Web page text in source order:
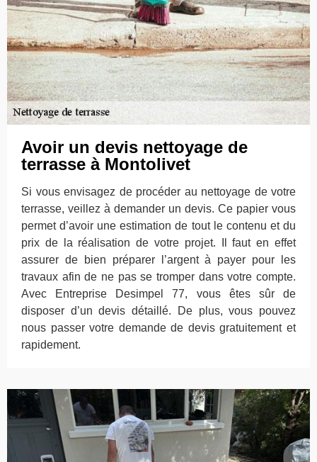
Avoir un devis nettoyage de
terrasse à Montolivet
Si vous envisagez de procéder au nettoyage de votre
terrasse, veillez à demander un devis. Ce papier vous
permet d’avoir une estimation de tout le contenu et du
prix de la réalisation de votre projet. Il faut en effet
assurer de bien préparer l’argent à payer pour les
travaux afin de ne pas se tromper dans votre compte.
Avec Entreprise Desimpel 77, vous êtes sûr de
disposer d’un devis détaillé. De plus, vous pouvez
nous passer votre demande de devis gratuitement et
rapidement.